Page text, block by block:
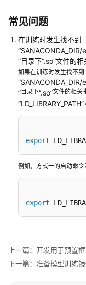
自
动
模
型
优
化
（AutoSearch
训
大
理
训
验
常见问题
在训练时发生找不到
“$ANACONDA_DIR/
”目录下“.so”文件的
如果在训练时发生找不到
“$ANACONDA_DIR/
”目录下“.so”文件的相关
“LD_LIBRARY_PATH”
export
例如，方式一的启动命令
export
上一篇：开发用于预置
下一篇：准备模型训练